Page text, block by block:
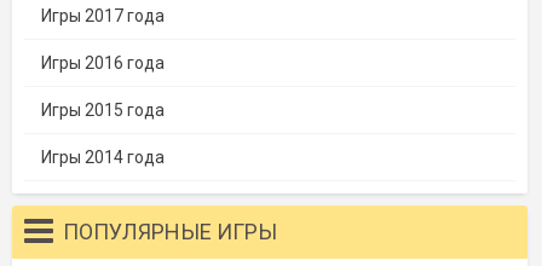
Игры 2017 года
Игры 2016 года
Игры 2015 года
Игры 2014 года
ПОПУЛЯРНЫЕ ИГРЫ